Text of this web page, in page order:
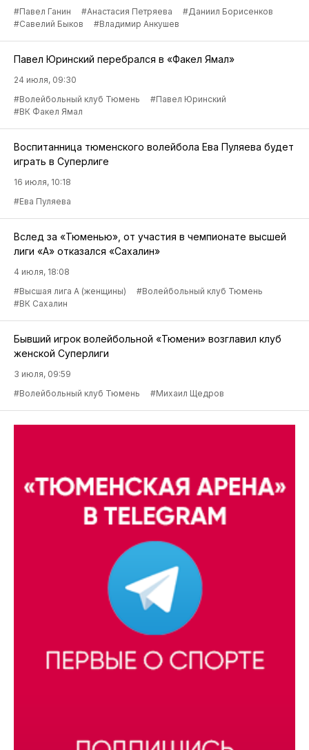
#Павел Ганин
#Анастасия Петряева
#Даниил Борисенков
#Савелий Быков
#Владимир Анкушев
Павел Юринский перебрался в «Факел Ямал»
24 июля, 09:30
#Волейбольный клуб Тюмень
#Павел Юринский
#ВК Факел Ямал
Воспитанница тюменского волейбола Ева Пуляева будет
играть в Суперлиге
16 июля, 10:18
#Ева Пуляева
Вслед за «Тюменью», от участия в чемпионате высшей
лиги «А» отказался «Сахалин»
4 июля, 18:08
#Высшая лига А (женщины)
#Волейбольный клуб Тюмень
#ВК Сахалин
Бывший игрок волейбольной «Тюмени» возглавил клуб
женской Суперлиги
3 июля, 09:59
#Волейбольный клуб Тюмень
#Михаил Щедров